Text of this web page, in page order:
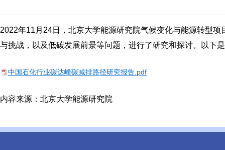
2022年11月24日，北京大学能源研究院气候变化与能源转型
与挑战，以及低碳发展前景等问题，进行了研究和探讨。以下
中国石化行业碳达峰碳减排路径研究报告.pdf
内容来源：北京大学能源研究院